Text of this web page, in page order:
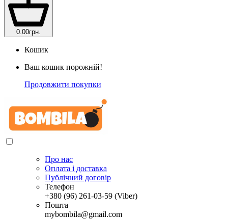
0.00грн.
Кошик
Ваш кошик порожній!
Продовжити покупки
Про нас
Оплата і доставка
Публічний договір
Телефон
+380 (96) 261-03-59 (Viber)
Пошта
mybombila@gmail.com